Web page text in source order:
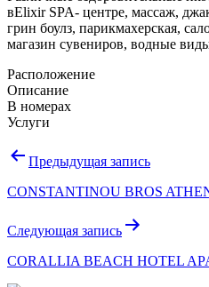
вElixir SPA- центре, массаж,
грин боулз, парикмахерская,
магазин сувениров, водные
Расположение
Описание
В номерах
Услуги
Навигация
записям
Предыдущая запись
CONSTANTINOU BROS
Следующая запись
CORALLIA BEACH HOTEL